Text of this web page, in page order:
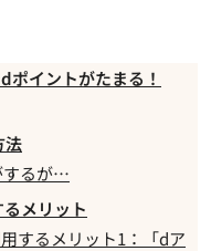
イントがたまる！
法
するが…
メリット
するメリット1：「dア